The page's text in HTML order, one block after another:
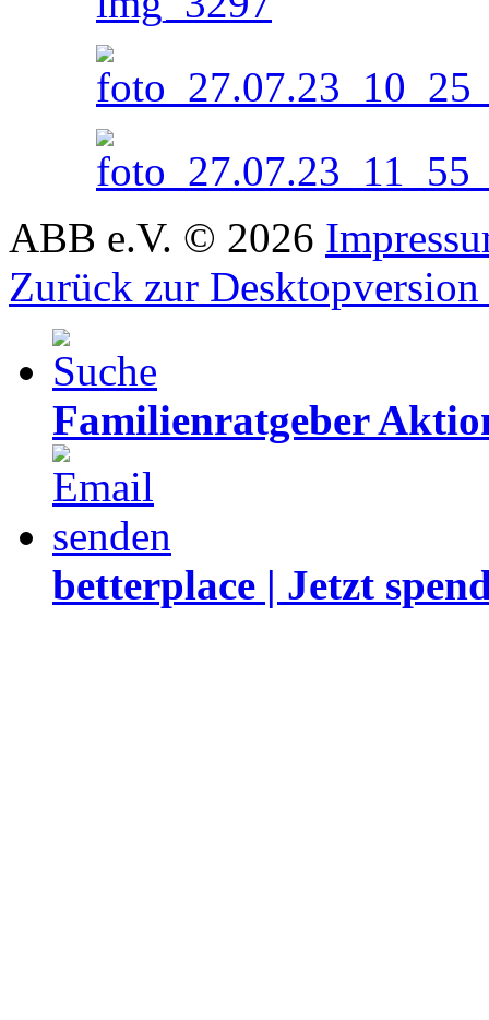
ABB e.V. © 2026
Zurück zur Desktopversion
Familienratgeber
betterplace | Jetzt